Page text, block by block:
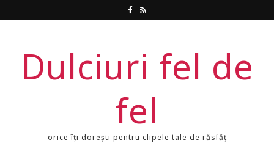
Dulciuri fel de
fel
orice îți dorești pentru clipele tale de răsfăț